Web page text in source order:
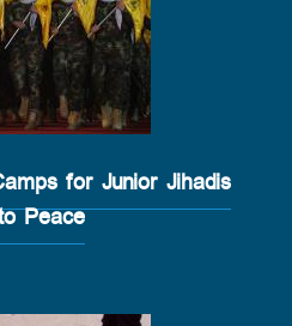
for Junior Jihadis
Peace